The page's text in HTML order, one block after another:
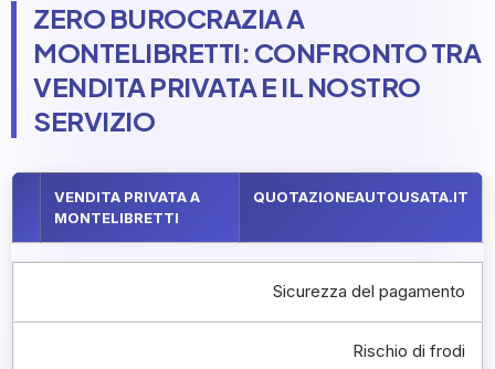
ZERO BUROCRAZIA A
MONTELIBRETTI: CONFRONTO TRA
VENDITA PRIVATA E IL NOSTRO
SERVIZIO
VENDITA PRIVATA A
MONTELIBRETTI
QUOTAZIONEAUTOUSATA.IT
Sicurezza del pagamento
Rischio di frodi